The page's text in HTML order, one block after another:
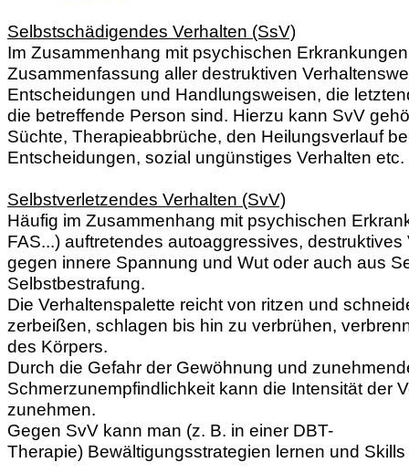
Selbstschädigendes Verhalten (SsV)
Im Zusammenhang mit psychischen
Zusammenfassung aller destruktiven
Entscheidungen und Handlungsweisen, die
die betreffende Person sind. Hierzu kann SvV
Süchte, Therapieabbrüche, den Heilungsverlauf
Entscheidungen, sozial ungünstiges Verhalten etc.
Selbstverletzendes Verhalten (SvV)
Häufig im Zusammenhang mit psychischen
FAS...) auftretendes autoaggressives, destruktives
gegen innere Spannung und Wut oder auch aus
Selbstbestrafung.
Die Verhaltenspalette reicht von ritzen und
zerbeißen, schlagen bis hin zu verbrühen,
des Körpers.
Durch die Gefahr der Gewöhnung und
Schmerzunempfindlichkeit kann die Intensität der
zunehmen.
Gegen SvV kann man (z. B. in einer DBT-
Therapie) Bewältigungsstrategien lernen und